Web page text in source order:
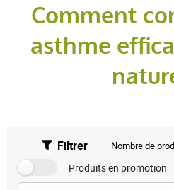
Comment
asthme
Filtrer Nombre de
Produits en promotion